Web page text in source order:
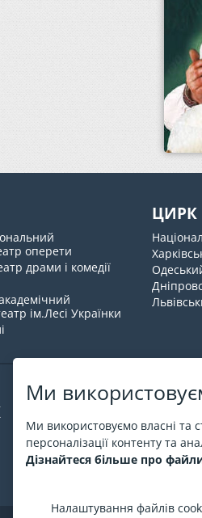
Ми
Ми використовуємо власні та
персоналізації контенту та
Дізнайтеся більше про
Налаштування файлів
оперети
драми і комедії
ім.Лесі Українки
ЦИРК
Про
На ESPORT.in.ua
інших міст